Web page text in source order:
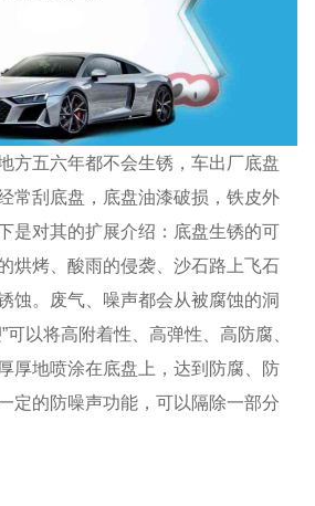
方五六年都不会生锈，车出厂底盘
常刮底盘，底盘油漆破损，铁皮外
是对其的扩展介绍：底盘生锈的可
烘烤、酸雨的侵袭、沙石路上飞石
蚀。废气、噪声都会从被腐蚀的洞
可以将高附着性、高弹性、高防腐、
厚地喷涂在底盘上，达到防腐、防
定的防噪声功能，可以隔除一部分